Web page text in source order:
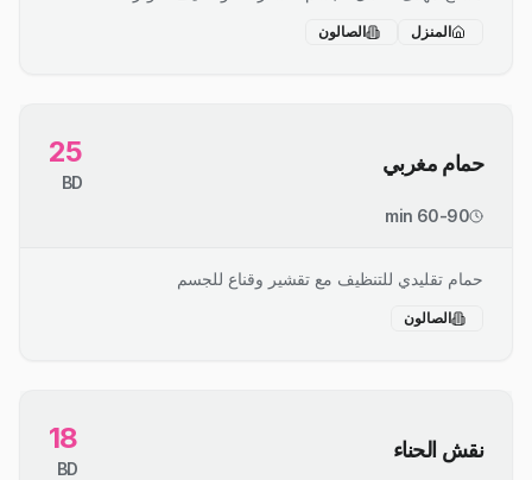
المنزل الصالون
حمام مغربي 25
BD
60-90 min
حمام تقليدي للتنظيف مع تقشير وقناع للجسم
الصالون
نقش الحناء 18
BD